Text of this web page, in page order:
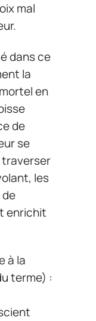
mal
dans ce
la
en
de
se
traverser
les
enrichit
à la
terme) :